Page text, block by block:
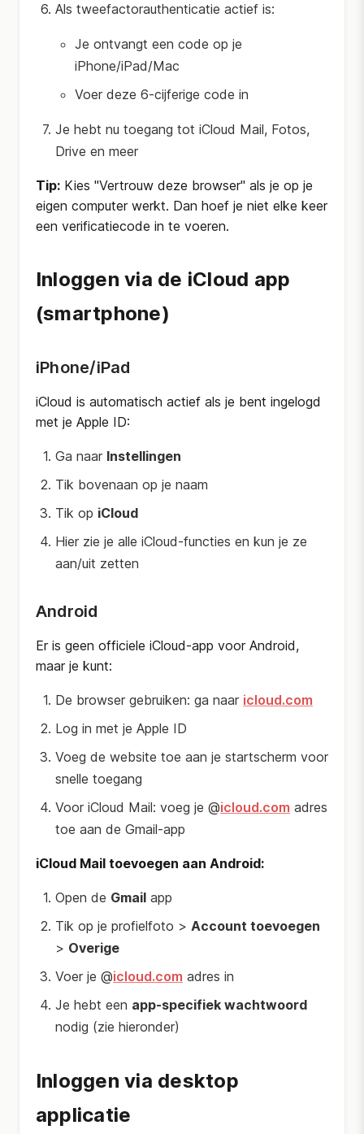
Als tweefactorauthenticatie actief is:
Je ontvangt een code op je
iPhone/iPad/Mac
Voer deze 6-cijferige code in
Je hebt nu toegang tot iCloud Mail, Fotos,
Drive en meer
Tip: Kies "Vertrouw deze browser" als je op je
eigen computer werkt. Dan hoef je niet elke keer
een verificatiecode in te voeren.
Inloggen via de iCloud app
(smartphone)
iPhone/iPad
iCloud is automatisch actief als je bent ingelogd
met je Apple ID:
Ga naar Instellingen
Tik bovenaan op je naam
Tik op iCloud
Hier zie je alle iCloud-functies en kun je ze
aan/uit zetten
Android
Er is geen officiele iCloud-app voor Android,
maar je kunt:
De browser gebruiken: ga naar icloud.com
Log in met je Apple ID
Voeg de website toe aan je startscherm voor
snelle toegang
Voor iCloud Mail: voeg je @icloud.com adres
toe aan de Gmail-app
iCloud Mail toevoegen aan Android:
Open de Gmail app
Tik op je profielfoto > Account toevoegen
> Overige
Voer je @icloud.com adres in
Je hebt een app-specifiek wachtwoord
nodig (zie hieronder)
Inloggen via desktop
applicatie